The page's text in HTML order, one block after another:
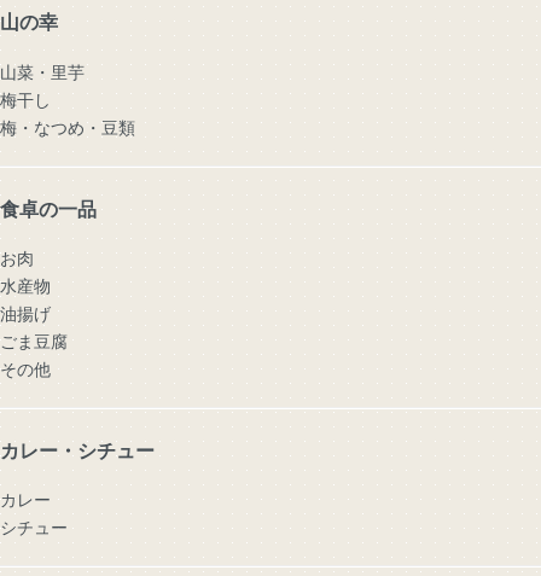
山の幸
山菜・里芋
梅干し
梅・なつめ・豆類
食卓の一品
お肉
水産物
油揚げ
ごま豆腐
その他
カレー・シチュー
カレー
シチュー